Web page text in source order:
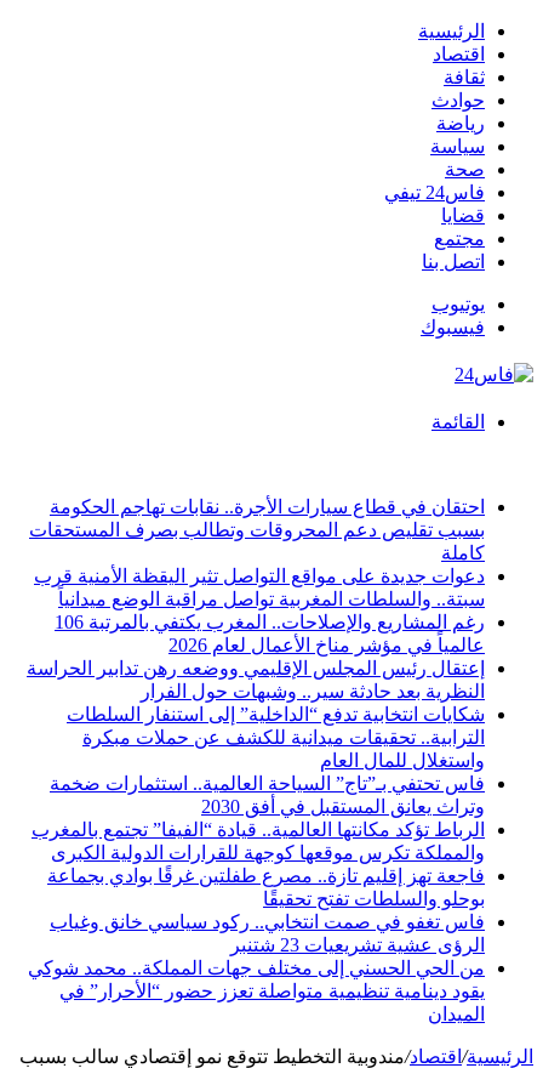
الرئيسية
اقتصاد
ثقافة
حوادث
رياضة
سياسة
صحة
فاس24 تيفي
قضايا
مجتمع
اتصل بنا
يوتيوب
فيسبوك
القائمة
احتقان في قطاع سيارات الأجرة.. نقابات تهاجم الحكومة
بسبب تقليص دعم المحروقات وتطالب بصرف المستحقات
كاملة
دعوات جديدة على مواقع التواصل تثير اليقظة الأمنية قرب
سبتة.. والسلطات المغربية تواصل مراقبة الوضع ميدانياً
رغم المشاريع والإصلاحات.. المغرب يكتفي بالمرتبة 106
عالمياً في مؤشر مناخ الأعمال لعام 2026
إعتقال رئيس المجلس الإقليمي ووضعه رهن تدابير الحراسة
النظرية بعد حادثة سير.. وشبهات حول الفرار
شكايات انتخابية تدفع “الداخلية” إلى استنفار السلطات
الترابية.. تحقيقات ميدانية للكشف عن حملات مبكرة
واستغلال للمال العام
فاس تحتفي بـ”تاج” السياحة العالمية.. استثمارات ضخمة
وتراث يعانق المستقبل في أفق 2030
الرباط تؤكد مكانتها العالمية.. قيادة “الفيفا” تجتمع بالمغرب
والمملكة تكرس موقعها كوجهة للقرارات الدولية الكبرى
فاجعة تهز إقليم تازة.. مصرع طفلتين غرقًا بوادي بجماعة
بوحلو والسلطات تفتح تحقيقًا
فاس تغفو في صمت انتخابي.. ركود سياسي خانق وغياب
الرؤى عشية تشريعيات 23 شتنبر
من الحي الحسني إلى مختلف جهات المملكة.. محمد شوكي
يقود دينامية تنظيمية متواصلة تعزز حضور “الأحرار” في
الميدان
الرئيسية/ اقتصاد/مندوبية التخطيط تتوقع نمو إقتصادي سالب بسبب